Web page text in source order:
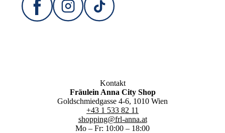
Kontakt
Fräulein Anna City Shop
Goldschmiedgasse 4-6, 1010 Wien
+43 1 533 82 11
shopping@frl-anna.at
Mo – Fr: 10:00 – 18:00